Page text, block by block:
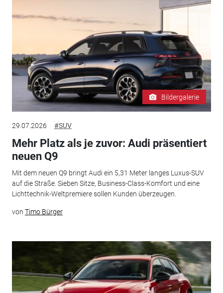
Bildergalerie
29.07.2026 #SUV
Mehr Platz als je zuvor: Audi präsentiert
neuen Q9
Mit dem neuen Q9 bringt Audi ein 5,31 Meter langes Luxus-SUV
auf die Straße. Sieben Sitze, Business-Class-Komfort und eine
Lichttechnik-Weltpremiere sollen Kunden überzeugen.
von Timo Bürger